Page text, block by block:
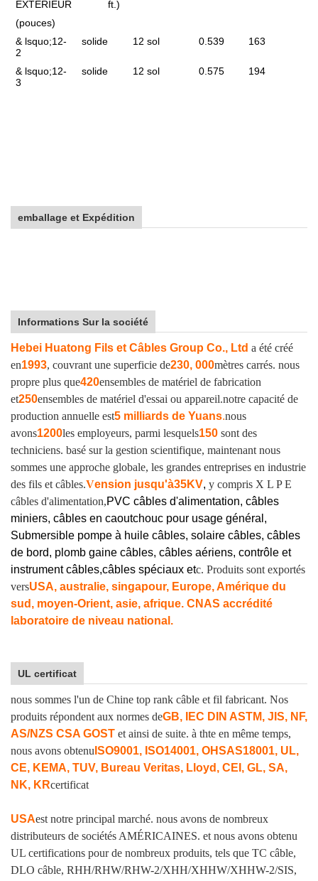
EXTÉRIEUR
(pouces)
ft.)
& lsquo;12-
2
solide 12 sol 0.539 163
& lsquo;12-
3
solide 12 sol 0.575 194
emballage et Expédition
Informations Sur la société
Hebei Huatong Fils et Câbles Group Co., Ltd a été créé
en1993, couvrant une superficie de230, 000mètres carrés. nous
propre plus que420ensembles de matériel de fabrication
et250ensembles de matériel d'essai ou appareil.notre capacité de
production annuelle est5 milliards de Yuans.nous
avons1200les employeurs, parmi lesquels150 sont des
techniciens. basé sur la gestion scientifique, maintenant nous
sommes une approche globale, les grandes entreprises en industrie
des fils et câbles.Vension jusqu'à35KV, y compris X L P E
câbles d'alimentation,PVC câbles d'alimentation, câbles
miniers, câbles en caoutchouc pour usage général,
Submersible pompe à huile câbles, solaire câbles, câbles
de bord, plomb gaine câbles, câbles aériens, contrôle et
instrument câbles,câbles spéciaux etc. Produits sont exportés
versUSA, australie, singapour, Europe, Amérique du
sud, moyen-Orient, asie, afrique. CNAS accrédité
laboratoire de niveau national.
UL certificat
nous sommes l'un de Chine top rank câble et fil fabricant. Nos
produits répondent aux normes deGB, IEC DIN ASTM, JIS, NF,
AS/NZS CSA GOST et ainsi de suite. à thte en même temps,
nous avons obtenu ISO9001, ISO14001, OHSAS18001, UL,
CE, KEMA, TUV, Bureau Veritas, Lloyd, CEI, GL, SA,
NK, KRcertificat
USAest notre principal marché. nous avons de nombreux
distributeurs de sociétés AMÉRICAINES. et nous avons obtenu
UL certifications pour de nombreux produits, tels que TC câble,
DLO câble, RHH/RHW/RHW-2/XHH/XHHW/XHHW-2/SIS,